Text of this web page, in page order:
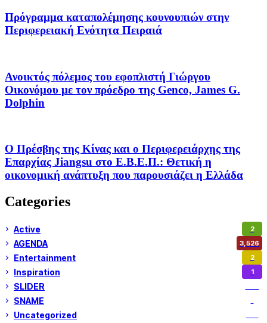
Πρόγραμμα καταπολέμησης κουνουπιών στην
Περιφερειακή Ενότητα Πειραιά
Ανοικτός πόλεμος του εφοπλιστή Γιώργου
Οικονόμου με τον πρόεδρο της Genco, James G.
Dolphin
Ο Πρέσβης της Κίνας και ο Περιφερειάρχης της
Επαρχίας Jiangsu στο Ε.Β.Ε.Π.: Θετική η
οικονομική ανάπτυξη που παρουσιάζει η Ελλάδα
Categories
Active 2
AGENDA 3,526
Entertainment 2
Inspiration 1
SLIDER
SNAME
Uncategorized